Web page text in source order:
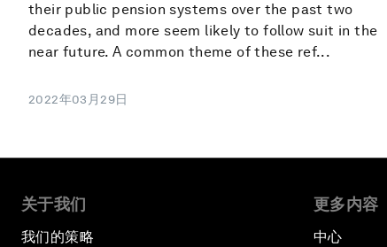
their public pension systems over the past two
decades, and more seem likely to follow suit in the
near future. A common theme of these ref...
2022年03月29日
关于我们
我们的策略
更多内容
中心